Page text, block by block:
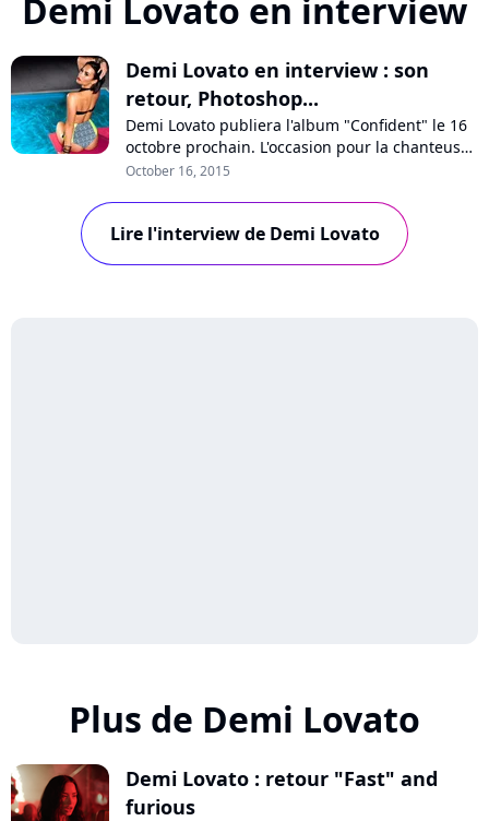
Demi Lovato en interview
Demi Lovato en interview : son
retour, Photoshop...
Demi Lovato publiera l'album "Confident" le 16
octobre prochain. L'occasion pour la chanteuse
d'évoquer sa nouvelle image très sexy, la
clashs entre popstars et sa pochette retouchée
et décriée par les internautes. Interview !
October 16, 2015
Lire l'interview de Demi Lovato
Plus de Demi Lovato
Demi Lovato : retour "Fast" and
furious